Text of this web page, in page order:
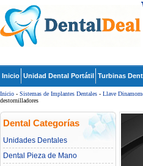
Inicio Unidad Dental Portátil Turbinas
Inicio - Sistemas de Implantes Dentales - Llave
destornilladores
Dental Categorías
Unidades Dentales
Dental Pieza de Mano